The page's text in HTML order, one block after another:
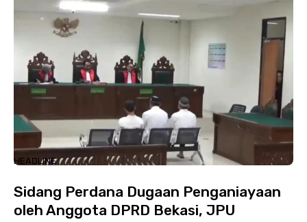
HEADLINE
Sidang Perdana Dugaan Penganiayaan
oleh Anggota DPRD Bekasi, JPU